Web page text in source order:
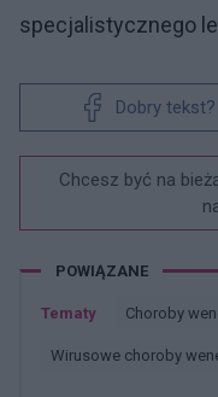
specjalistycznego
Dobry
Chcesz być na
POWIĄZANE
Tematy Choroby
Wirusowe choroby